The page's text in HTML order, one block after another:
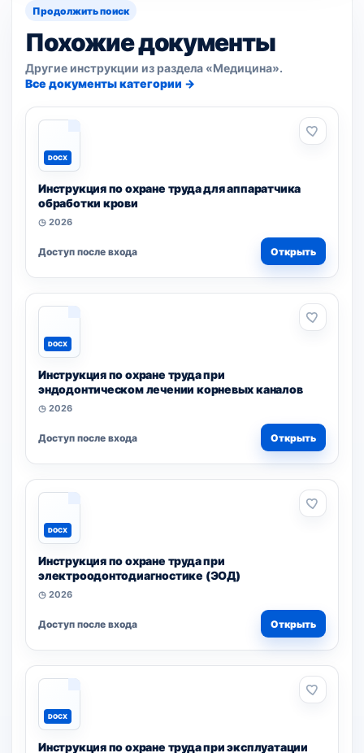
Продолжить поиск
Похожие документы
Другие инструкции из раздела «Медицина».
Все документы категории →
DOCX
Инструкция по охране труда для аппаратчика
обработки крови
◷ 2026
Доступ после входа Открыть
DOCX
Инструкция по охране труда при
эндодонтическом лечении корневых каналов
◷ 2026
Доступ после входа Открыть
DOCX
Инструкция по охране труда при
электроодонтодиагностике (ЭОД)
◷ 2026
Доступ после входа Открыть
DOCX
Инструкция по охране труда при эксплуатации